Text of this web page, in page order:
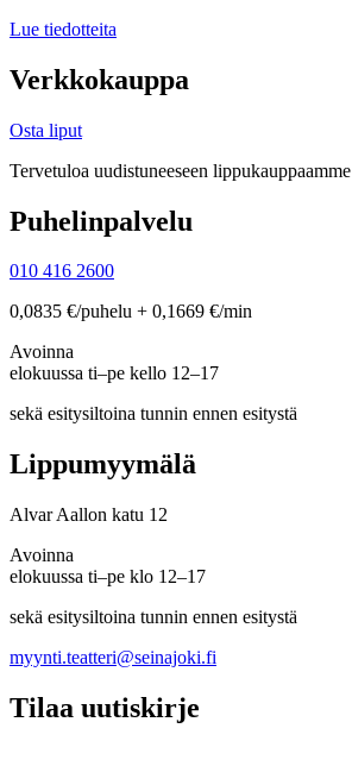
Lue tiedotteita
Verkkokauppa
Osta liput
Tervetuloa uudistuneeseen lippukauppaamme
Puhelinpalvelu
010 416 2600
0,0835 €/puhelu + 0,1669 €/min
Avoinna
elokuussa ti–pe kello 12–17
sekä esitysiltoina tunnin ennen esitystä
Lippumyymälä
Alvar Aallon katu 12
Avoinna
elokuussa ti–pe klo 12–17
sekä esitysiltoina tunnin ennen esitystä
myynti.teatteri@seinajoki.fi
Tilaa uutiskirje